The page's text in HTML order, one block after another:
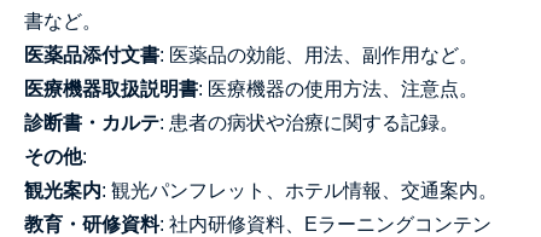
書など。
医薬品添付文書: 医薬品の効能、用法、副作用など。
医療機器取扱説明書: 医療機器の使用方法、注意点。
診断書・カルテ: 患者の病状や治療に関する記録。
その他:
観光案内: 観光パンフレット、ホテル情報、交通案内。
教育・研修資料: 社内研修資料、Eラーニングコンテン